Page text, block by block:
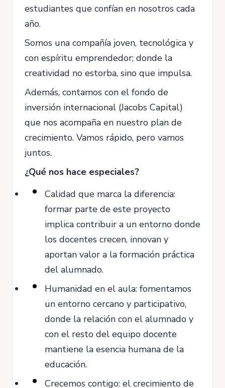
estudiantes que confían en nosotros cada
año.
Somos una compañía joven, tecnológica y
con espíritu emprendedor; donde la
creatividad no estorba, sino que impulsa.
Además, contamos con el fondo de
inversión internacional (Jacobs Capital)
que nos acompaña en nuestro plan de
crecimiento. Vamos rápido, pero vamos
juntos.
¿Qué nos hace especiales?
Calidad que marca la diferencia:
formar parte de este proyecto
implica contribuir a un entorno donde
los docentes crecen, innovan y
aportan valor a la formación práctica
del alumnado.
Humanidad en el aula: fomentamos
un entorno cercano y participativo,
donde la relación con el alumnado y
con el resto del equipo docente
mantiene la esencia humana de la
educación.
Crecemos contigo: el crecimiento de